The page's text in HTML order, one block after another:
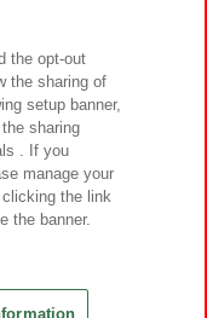
ご質問・お問い合わせ
Inc.
Inc.
Reserved.
the opt-out
the sharing of
setup banner,
sharing
. If you
manage your
the link
the banner.